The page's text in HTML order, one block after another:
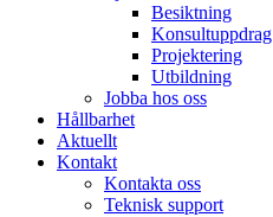
Besiktning
Konsultuppdrag
Projektering
Utbildning
Jobba hos oss
Hållbarhet
Aktuellt
Kontakt
Kontakta oss
Teknisk support